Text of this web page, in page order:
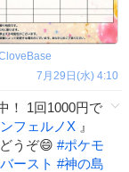
7月29日(水) 4:10
！ 1回1000円で
フェルノX 』
うぞ😄 #ポケモ
ースト #神の島